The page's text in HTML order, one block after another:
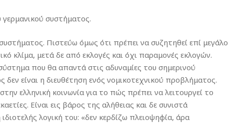
συστήματος.
Πιστεύω όμως ότι πρέπει να συζητηθεί επί μεγάλο
κλίμα, μετά δε από εκλογές και όχι παραμονές εκλογών.
που θα απαντά στις αδυναμίες του σημερινού
είναι η διευθέτηση ενός νομικοτεχνικού προβλήματος.
ελληνική κοινωνία για το πώς πρέπει να λειτουργεί το
Είναι εις βάρος της αλήθειας και δε συνιστά
λογική του: «δεν κερδίζω πλειοψηφία, άρα